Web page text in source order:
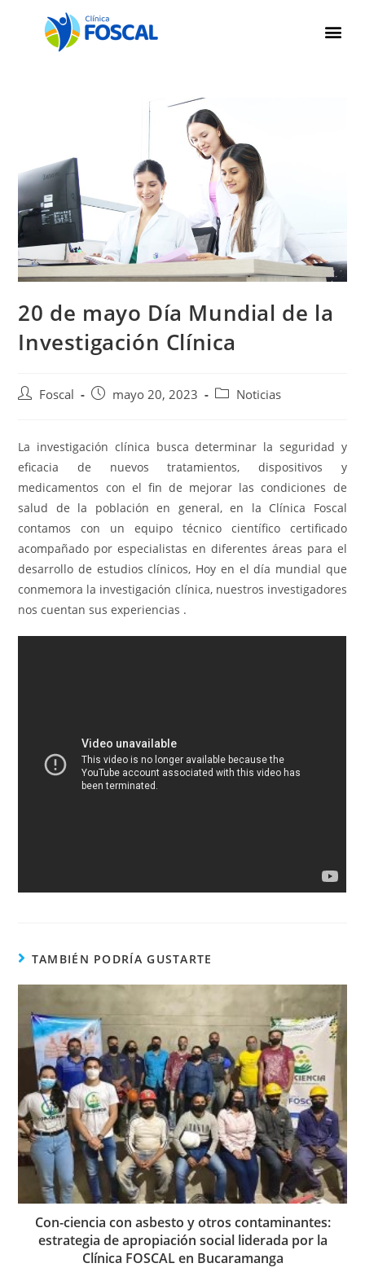
20 de mayo Día Mundial de la
Investigación Clínica
Foscal mayo 20, 2023 Noticias
La investigación clínica busca determinar la seguridad y
eficacia de nuevos tratamientos, dispositivos y
medicamentos con el fin de mejorar las condiciones de
salud de la población en general, en la Clínica Foscal
contamos con un equipo técnico científico certificado
acompañado por especialistas en diferentes áreas para el
desarrollo de estudios clínicos, Hoy en el día mundial que
conmemora la investigación clínica, nuestros investigadores
nos cuentan sus experiencias .
TAMBIÉN PODRÍA GUSTARTE
Con-ciencia con asbesto y otros contaminantes:
estrategia de apropiación social liderada por la
Clínica FOSCAL en Bucaramanga